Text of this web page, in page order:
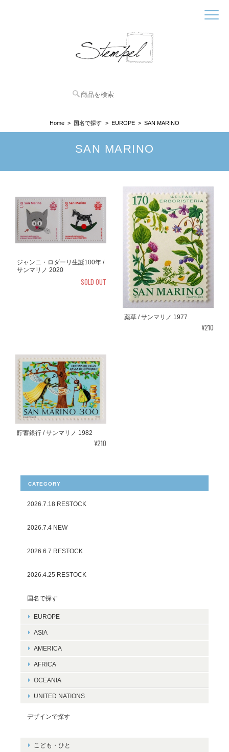
Home 国名で探す EUROPE SAN MARINO
SAN MARINO
ジャンニ・ロダーリ生誕100年 /
サンマリノ 2020
SOLD OUT
薬草 / サンマリノ 1977
¥210
貯蓄銀行 / サンマリノ 1982
¥210
CATEGORY
2026.7.18 RESTOCK
2026.7.4 NEW
2026.6.7 RESTOCK
2026.4.25 RESTOCK
国名で探す
EUROPE
ASIA
AMERICA
AFRICA
OCEANIA
UNITED NATIONS
デザインで探す
こども・ひと